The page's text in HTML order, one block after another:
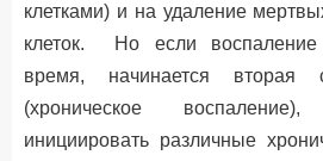
клетками) и на удаление
клеток. Но если воспаление
время, начинается вторая
(хроническое
инициировать различные